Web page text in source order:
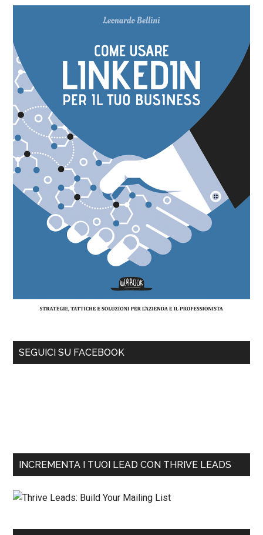
SEGUICI SU FACEBOOK
INCREMENTA I TUOI LEAD CON THRIVE LEADS